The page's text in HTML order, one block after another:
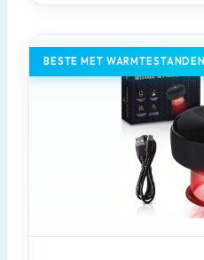
BESTE MET WARMTESTANDEN